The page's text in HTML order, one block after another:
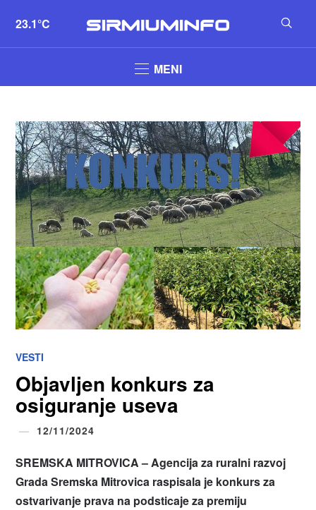
23.1°C
MENI
VESTI
Objavljen konkurs za
osiguranje useva
12/11/2024
SREMSKA MITROVICA – Agencija za ruralni razvoj
Grada Sremska Mitrovica raspisala je konkurs za
ostvarivanje prava na podsticaje za premiju